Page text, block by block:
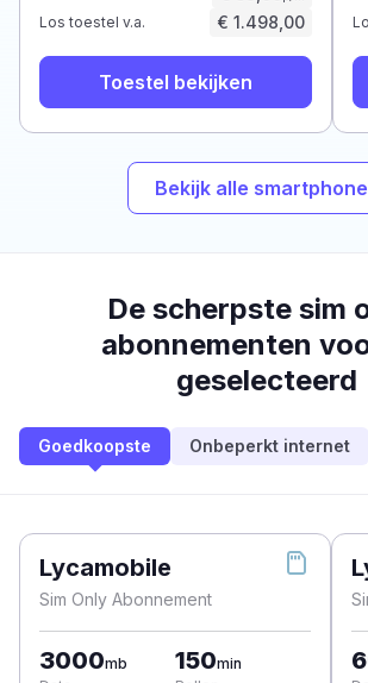
Los toestel v.a. € 1.498,00
Toestel bekijken
Bekijk alle
De scherpste sim
abonnementen
geselecteerd
Goedkoopste Onbeperkt internet
Lycamobile
Sim Only Abonnement
3000mb
150min